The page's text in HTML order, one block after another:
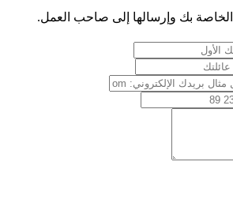
بك وإرسالها إلى صاحب العمل.